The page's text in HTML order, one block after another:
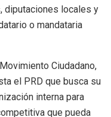
diputaciones locales y
o mandataria
Ciudadano,
el PRD que busca su
interna para
que pueda